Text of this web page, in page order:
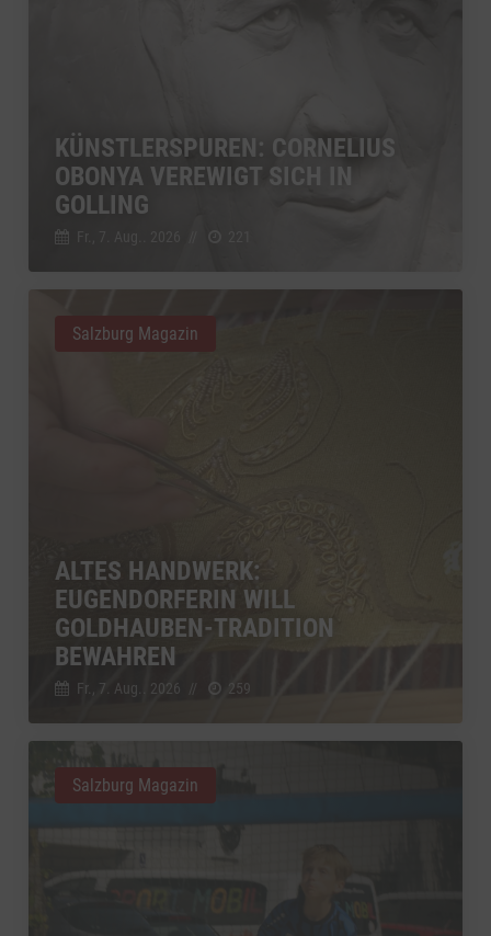
KÜNSTLERSPUREN: CORNELIUS
OBONYA VEREWIGT SICH IN
GOLLING
ALTES HANDWERK:
EUGENDORFERIN WILL
GOLDHAUBEN-TRADITION
BEWAHREN
Fr., 7. Aug.. 2026 // 259
Salzburg Magazin
Salzburg Magazin